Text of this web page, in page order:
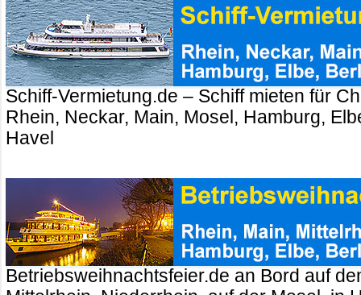
Schiff-Vermietung.de – Schiff mieten für
Rhein, Neckar, Main, Mosel, Hamburg,
Havel
Betriebsweihnachtsfeier.de an Bord auf